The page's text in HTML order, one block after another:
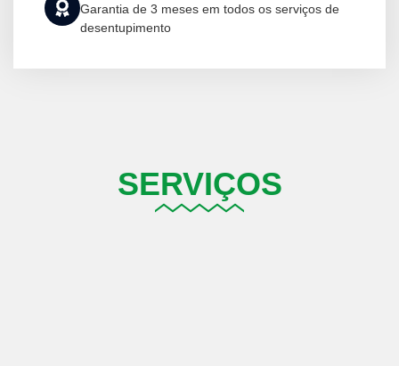
Garantia de 3 meses em todos os serviços de
desentupimento
SERVIÇOS